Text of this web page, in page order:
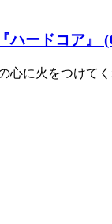
ハードコア』
心に火をつけて